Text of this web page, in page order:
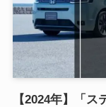
【2024年】「